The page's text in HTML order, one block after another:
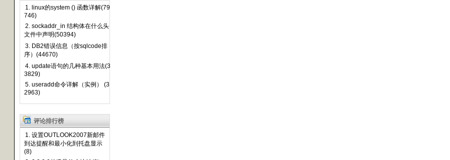
1. linux的system () 函数详解(79
746)
2. sockaddr_in 结构体在什么头
文件中声明(50394)
3. DB2错误信息（按sqlcode排
序）(44670)
4. update语句的几种基本用法(3
3829)
5. useradd命令详解（实例） (3
2963)
评论排行榜
1. 设置OUTLOOK2007新邮件
到达提醒和最小化到托盘显示
(8)